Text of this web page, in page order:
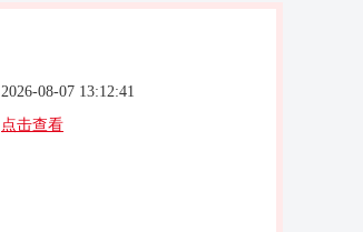
2026-08-07 13:12:41
点击查看